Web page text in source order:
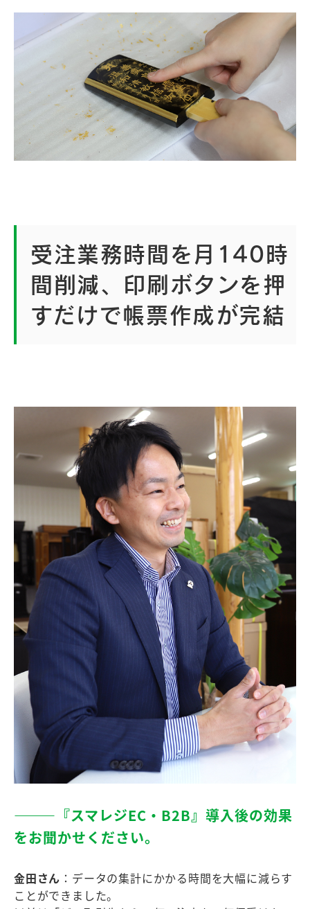
受注業務時間を月140時
間削減、印刷ボタンを押
すだけで帳票作成が完結
―――『スマレジEC・B2B』導⼊後の効果
をお聞かせください。
金田さん ：データの集計にかかる時間を大幅に減らす
ことができました。